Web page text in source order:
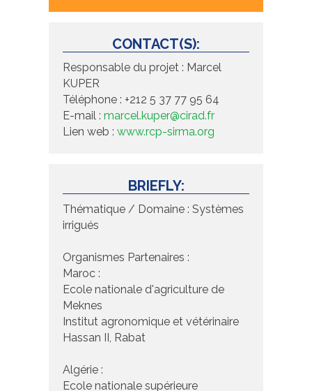
CONTACT(S):
Responsable du projet : Marcel
KUPER
Téléphone : +212 5 37 77 95 64
E-mail : marcel.kuper@cirad.fr
Lien web : www.rcp-sirma.org
BRIEFLY:
Thématique / Domaine : Systèmes
irrigués
Organismes Partenaires :
Maroc :
Ecole nationale d'agriculture de
Meknes
Institut agronomique et vétérinaire
Hassan II, Rabat
Algérie :
Ecole nationale supérieure